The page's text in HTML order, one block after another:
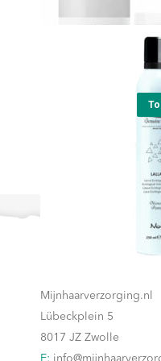
Mijnhaarverzorging.nl
Lübeckplein 5
8017 JZ Zwolle
E: